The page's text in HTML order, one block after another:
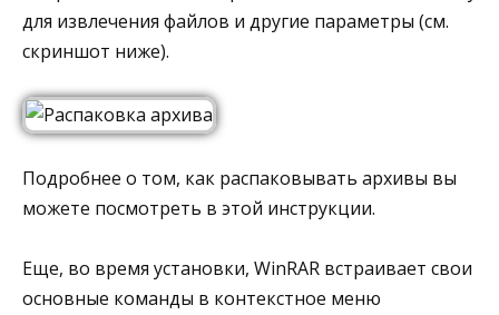
для извлечения файлов и другие параметры (см.
скриншот ниже).
Подробнее о том, как распаковывать архивы вы
можете посмотреть в этой инструкции.
Еще, во время установки, WinRAR встраивает свои
основные команды в контекстное меню